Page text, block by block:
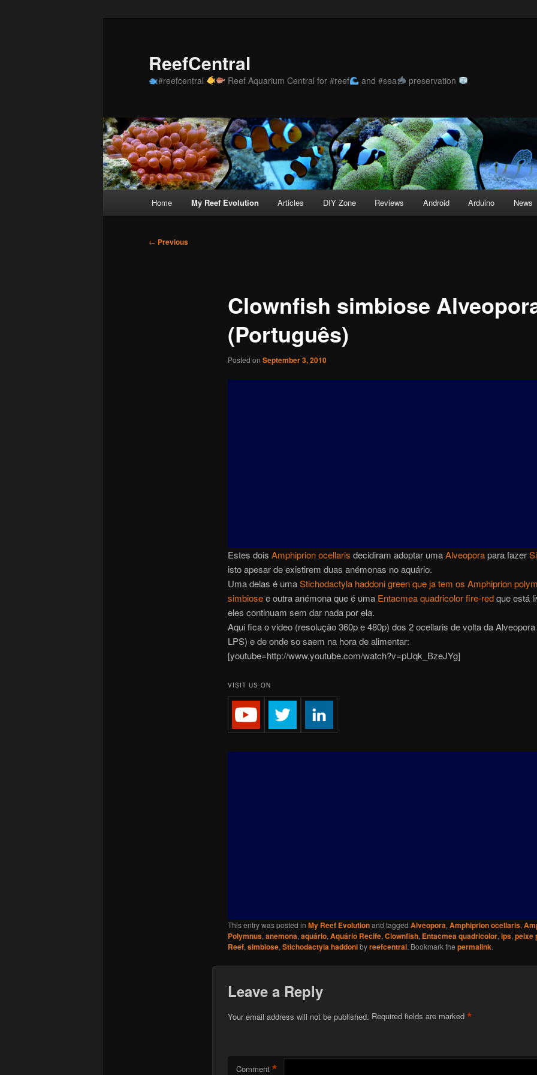
ReefCentral
#reefcentral Reef Aquarium Central for #reef and #sea preservation
Home My Reef Evolution Articles DIY Zone Reviews Android Arduino News
Post
← Previous
Clownfish simbiose
(Português)
Posted on September 3, 2010
Estes dois Amphiprion ocellaris decidiram adoptar umaAlveoporapara fazer
isto apesar de existirem duas anémonas no aquário.
Uma delas é umaStichodactyla haddoni green que ja tem os Amphiprion
simbiosee outra anémona que é uma Entacmea quadricolor fire-redque está
eles continuam sem dar nada por ela.
Aqui fica o video (resolução 360p e 480p) dos 2 ocellaris de volta da
LPS) e de onde so saem na hora de alimentar:
[youtube=http://www.youtube.com/watch?v=pUqk_BzeJYg]
VISIT US ON
This entry was posted in My Reef Evolutionand tagged Alveopora, Amphiprion ocellaris,
Polymnus, anemona, aquário, Aquário Recife, Clownfish, Entacmea quadricolor, lps, peixe
Reef, simbiose, Stichodactyla haddonibyreefcentral. Bookmark the permalink.
Leave a Reply
Your email address will not be published. Required fields are marked *
Comment *